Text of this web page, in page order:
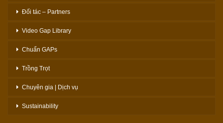
Đối tác – Partners
Video Gap Library
Chuẩn GAPs
Trồng Trọt
Chuyên gia | Dịch vụ
Sustainability